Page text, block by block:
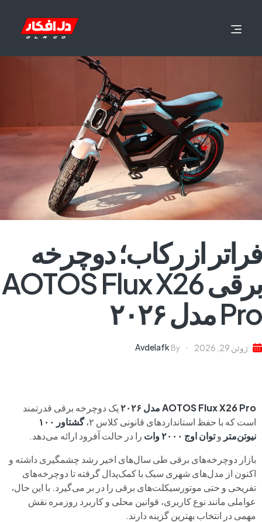
فراتر از رکاب؛ دوچرخه
برقی AOTOS Flux X26
Pro مدل ۲۰۲۶
ژوئن 29, 2026 By
Avdelafk
AOTOS Flux X26 Pro مدل ۲۰۲۶
یک دوچرخه برقی قدرتمند
است که با حفظ استانداردهای قانونی کلاس ۲،
گشتاور ۱۰۰
نیوتن‌متر وتوان اوج ۲۰۰۰ وات
را در حالت آفرود ارائه می‌دهد.
بازار دوچرخه‌های برقی طی سال‌های اخیر رشد چشمگیری داشته و
اکنون از مدل‌های شهری سبک با کمک‌پدال گرفته تا دوچرخه‌های
تفریحی و حتی موتورسیکلت‌های برقی را در بر می‌گیرد. با این حال،
عواملی مانند نوع کاربری، قوانین محلی و کاربرد روزمره نقش
مهمی در انتخاب بهترین گزینه دارند.